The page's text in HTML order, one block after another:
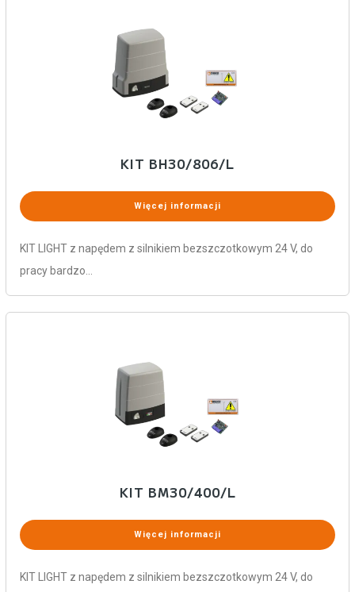
KIT BH30/806/L
Więcej informacji
KIT LIGHT z napędem z silnikiem bezszczotkowym 24 V, do
pracy bardzo…
KIT BM30/400/L
Więcej informacji
KIT LIGHT z napędem z silnikiem bezszczotkowym 24 V, do